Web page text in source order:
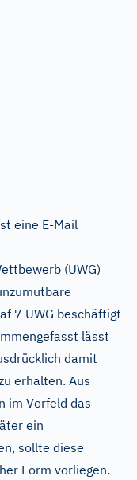
eine E-Mail
(UWG)
7 UWG beschäftigt
lässt
damit
erhalten. Aus
im Vorfeld das
ein
sollte diese
Form vorliegen.